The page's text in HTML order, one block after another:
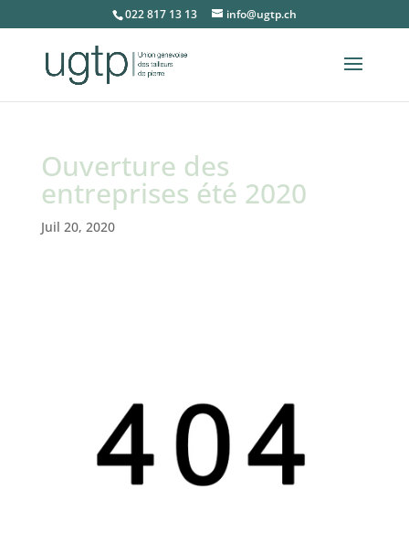
022 817 13 13 info@ugtp.ch
Ouverture des
entreprises été 2020
Juil 20, 2020